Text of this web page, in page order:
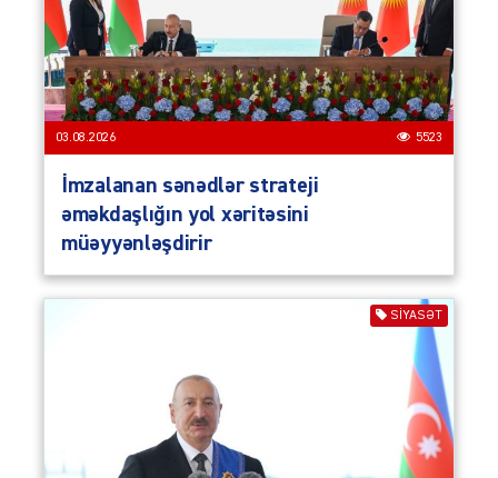
03.08.2026 5523
İmzalanan sənədlər strateji
əməkdaşlığın yol xəritəsini
müəyyənləşdirir
SIYASƏT